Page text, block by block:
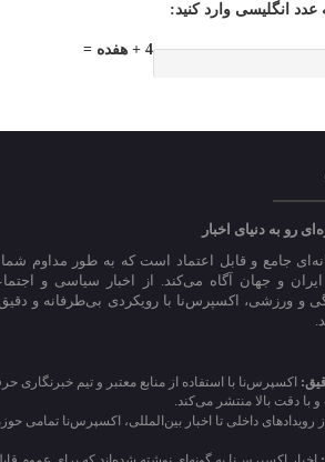
عدد انگلیسی وارد کنید:
4 + هفده =
رو به دنیای اخبار
جامع و قابل اعتماد است که به طور مداوم شما
و جهان آگاه می‌کند. از اخبار سیاسی و
و ورزشی، اکسپرس‌نا با رویکردی بی‌طرفانه و
اکسپرس‌نا با استفاده از منابع معتبر و تیم خبرنگاری
با دقت بالا منتشر می‌کند.
از رویدادهای داخلی تا اخبار بین‌المللی، اکسپرس‌نا تمامی